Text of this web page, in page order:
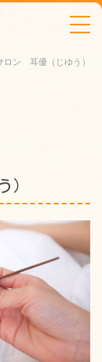
ロン 耳優（じゆう）
）